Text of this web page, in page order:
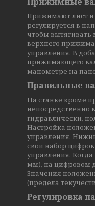
Прижимают лист
регулируется в
чтобы вытягивать
верхнего
управления. В
прижимающего
манометре на
Правильные
На станке кроме
непосредственно
гидравлически,
Настройка
управления.
свой набор
управления.
мм), на цифровом
Значения
(предела
Регулировка